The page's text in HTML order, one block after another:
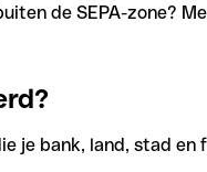
de SEPA-zone?
je bank, land, stad